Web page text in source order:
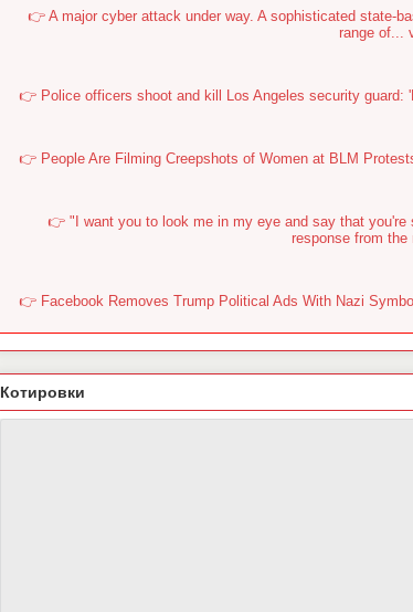
👉 A major cyber attack under way. A sophisticated state-
range of...
👉 Police officers shoot and kill Los Angeles security guard:
👉 People Are Filming Creepshots of Women at BLM
👉 "I want you to look me in my eye and say that
response from the
👉 Facebook Removes Trump Political Ads With Nazi
Котировки